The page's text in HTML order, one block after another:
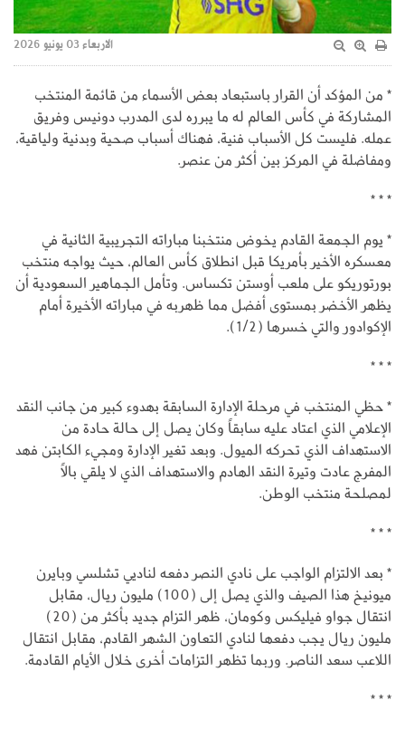
الاربعاء 03 يونيو 2026
* من المؤكد أن القرار باستبعاد بعض الأسماء من قائمة المنتخب
المشاركة في كأس العالم له ما يبرره لدى المدرب دونيس وفريق
عمله. فليست كل الأسباب فنية، فهناك أسباب صحية وبدنية ولياقية،
ومفاضلة في المركز بين أكثر من عنصر.
* * *
* يوم الجمعة القادم يخوض منتخبنا مباراته التجريبية الثانية في
معسكره الأخير بأمريكا قبل انطلاق كأس العالم، حيث يواجه منتخب
بورتوريكو على ملعب أوستن تكساس. وتأمل الجماهير السعودية أن
يظهر الأخضر بمستوى أفضل مما ظهربه في مباراته الأخيرة أمام
الإكوادور والتي خسرها (1/2).
* * *
* حظي المنتخب في مرحلة الإدارة السابقة بهدوء كبير من جانب النقد
الإعلامي الذي اعتاد عليه سابقاً وكان يصل إلى حالة حادة من
الاستهداف الذي تحركه الميول. وبعد تغير الإدارة ومجيء الكابتن فهد
المفرج عادت وتيرة النقد الهادم والاستهداف الذي لا يلقي بالاً
لمصلحة منتخب الوطن.
* * *
* بعد الالتزام الواجب على نادي النصر دفعه لناديي تشلسي وبايرن
ميونيخ هذا الصيف والذي يصل إلى (100) مليون ريال، مقابل
انتقال جواو فيليكس وكومان، ظهر التزام جديد بأكثر من (20)
مليون ريال يجب دفعها لنادي التعاون الشهر القادم، مقابل انتقال
اللاعب سعد الناصر. وربما تظهر التزامات أخرى خلال الأيام القادمة.
* * *